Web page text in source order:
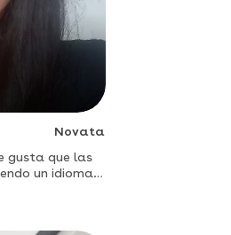
Novata
gusta que las
un idioma